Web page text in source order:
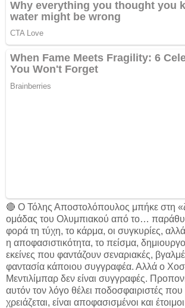
🔴 Ο Τόλης Αποστολόπουλος μπήκε στη
ομάδας του Ολυμπιακού από το…
φορά τη τύχη, το κάρμα, οι συγκυρίες, αλλά
η αποφασιστικότητα, το πείσμα,
εκείνες που φαντάζουν σεναριακές,
φαντασία κάποιου συγγραφέα. Αλλά ο
Μεντιλίμπαρ δεν είναι συγγραφές.
αυτόν τον λόγο θέλει ποδοσφαιριστές που
χρειάζεται, είναι αποφασισμένοι και